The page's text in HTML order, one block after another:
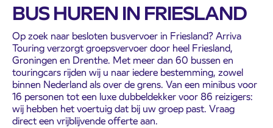
BUS HUREN IN FRIESLAND
Op zoek naar besloten busvervoer in Friesland? Arriva
Touring verzorgt groepsvervoer door heel Friesland,
Groningen en Drenthe. Met meer dan 60 bussen en
touringcars rijden wij u naar iedere bestemming, zowel
binnen Nederland als over de grens. Van een minibus voor
16 personen tot een luxe dubbeldekker voor 86 reizigers:
wij hebben het voertuig dat bij uw groep past. Vraag
direct een vrijblijvende offerte aan.